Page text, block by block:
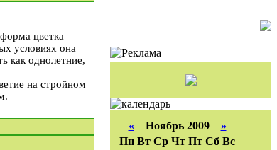
цветка
условиях она
как однолетние,
на стройном
«Ноябрь 2009 »
Пн Вт Ср Чт Пт Сб Вс